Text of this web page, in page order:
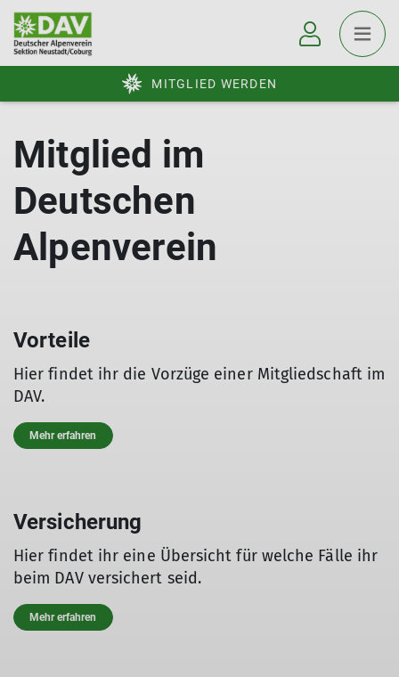
MITGLIED WERDEN
Mitglied im
Deutschen
Alpenverein
Vorteile
Hier findet ihr die Vorzüge einer Mitgliedschaft im
DAV.
Mehr erfahren
Versicherung
Hier findet ihr eine Übersicht für welche Fälle ihr
beim DAV versichert seid.
Mehr erfahren